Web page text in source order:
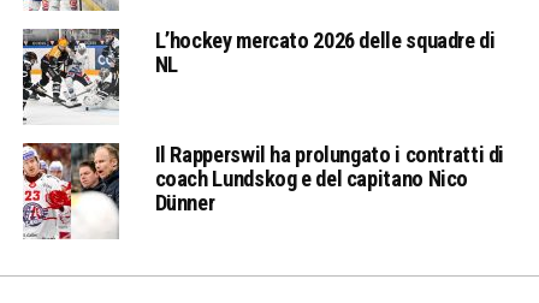
L’hockey mercato 2026 delle squadre di
NL
Il Rapperswil ha prolungato i contratti di
coach Lundskog e del capitano Nico
Dünner